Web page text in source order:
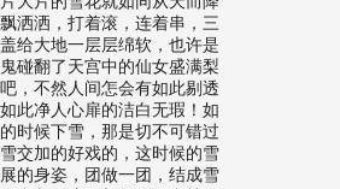
洒洒，打着滚，连着串，三
给大地一层层绵软，也许是
碰翻了天宫中的仙女盛满梨
，不然人间怎会有如此剔透
此净人心扉的洁白无瑕！如
时候下雪，那是切不可错过
交加的好戏的，这时候的雪
的身姿，团做一团，结成雪